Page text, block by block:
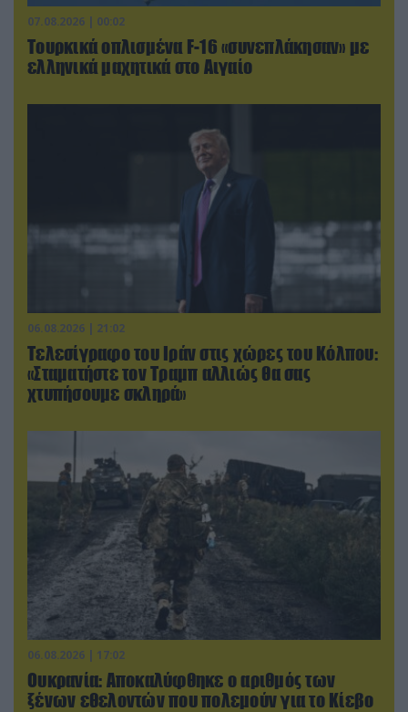
07.08.2026 | 00:02
Τουρκικά οπλισμένα F-16 «συνεπλάκησαν» με
ελληνικά μαχητικά στο Αιγαίο
06.08.2026 | 21:02
Τελεσίγραφο του Ιράν στις χώρες του Κόλπου:
«Σταματήστε τον Τραμπ αλλιώς θα σας
χτυπήσουμε σκληρά»
06.08.2026 | 17:02
Ουκρανία: Αποκαλύφθηκε ο αριθμός των
ξένων εθελοντών που πολεμούν για το Κίεβο